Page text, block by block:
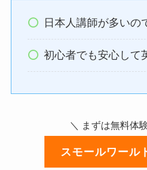
日本人講師が多いの
初心者でも安心して
＼ まずは無料体
スモールワール